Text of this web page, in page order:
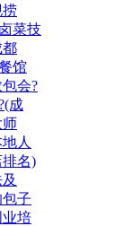
捞
菜技
都
馆
会?
成
师
人
名)
子
业培